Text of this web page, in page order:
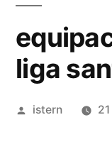
liga
Publicado
istern